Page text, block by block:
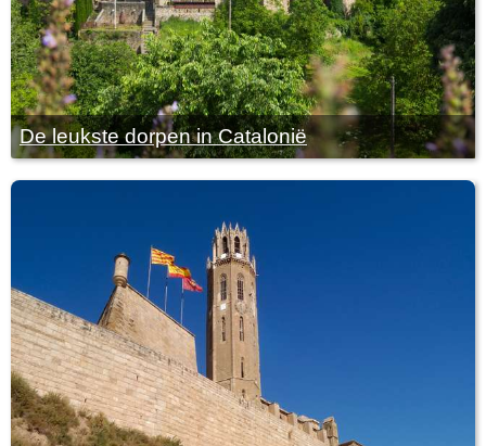
De leukste dorpen in Catalonië